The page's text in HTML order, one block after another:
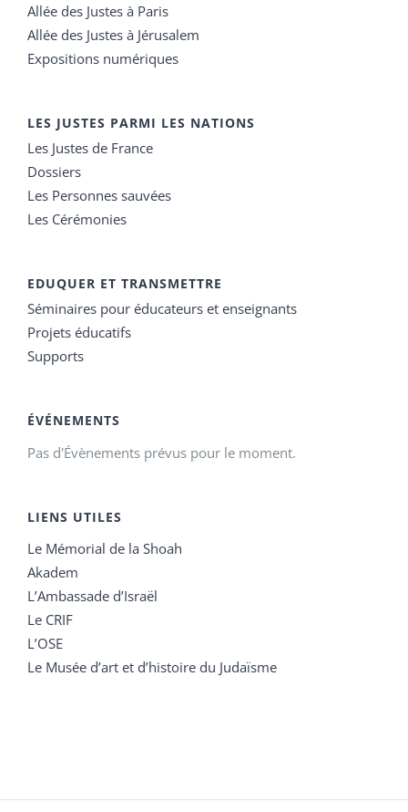
Allée des Justes à Paris
Allée des Justes à Jérusalem
Expositions numériques
LES JUSTES PARMI LES NATIONS
Les Justes de France
Dossiers
Les Personnes sauvées
Les Cérémonies
EDUQUER ET TRANSMETTRE
Séminaires pour éducateurs et enseignants
Projets éducatifs
Supports
ÉVÉNEMENTS
Pas d'Évènements prévus pour le moment.
LIENS UTILES
Le Mémorial de la Shoah
Akadem
L’Ambassade d’Israël
Le CRIF
L’OSE
Le Musée d’art et d’histoire du Judaïsme